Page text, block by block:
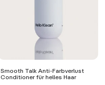
Smooth Talk Anti-Farbverlust
Conditioner für helles Haar